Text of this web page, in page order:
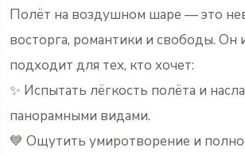
Полёт на воздушном шаре — это
восторга, романтики и свободы. Он
подходит для тех, кто хочет:
✨ Испытать лёгкость полёта и
панорамными видами.
💙 Ощутить умиротворение и